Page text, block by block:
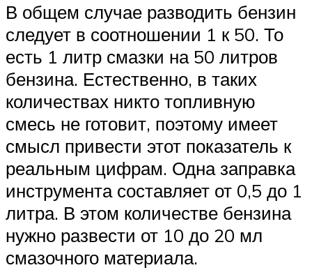
В общем случае разводить бензин
следует в соотношении 1 к 50. То
есть 1 литр смазки на 50 литров
бензина. Естественно, в таких
количествах никто топливную
смесь не готовит, поэтому имеет
смысл привести этот показатель к
реальным цифрам. Одна заправка
инструмента составляет от 0,5 до 1
литра. В этом количестве бензина
нужно развести от 10 до 20 мл
смазочного материала.